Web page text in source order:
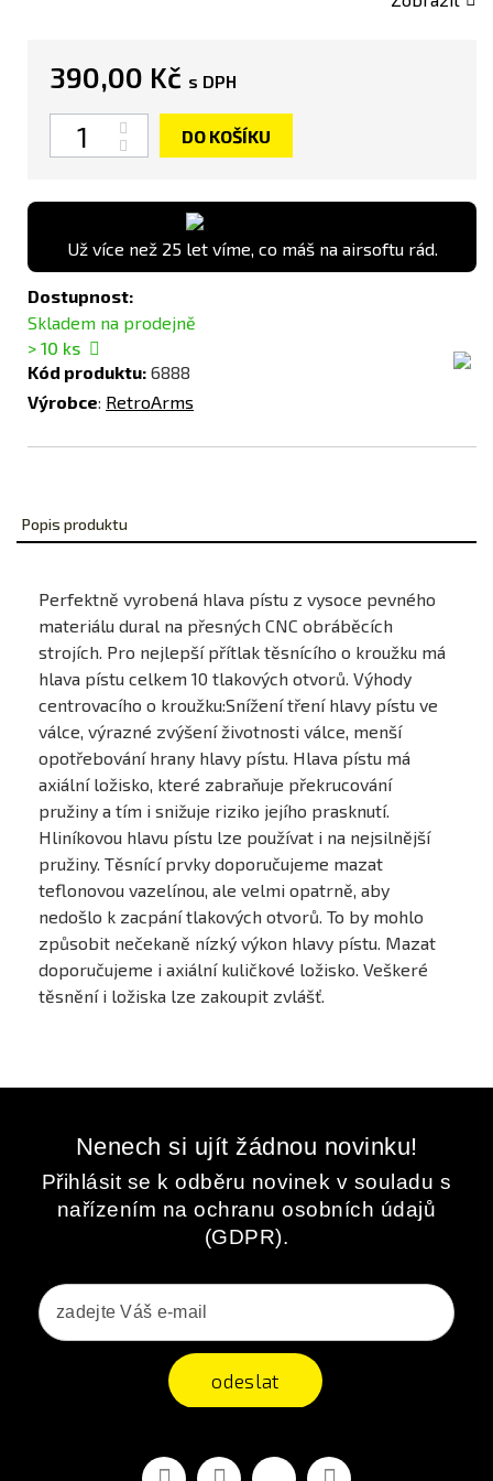
390,00 Kč s DPH
Počet
DO KOŠÍKU
Už více než 25 let víme, co máš na airsoftu rád.
Dostupnost:
Skladem na prodejně
> 10 ks
Kód produktu: 6888
Výrobce: RetroArms
Popis produktu
Perfektně vyrobená hlava pístu z vysoce pevného
materiálu dural na přesných CNC obráběcích
strojích. Pro nejlepší přítlak těsnícího o kroužku má
hlava pístu celkem 10 tlakových otvorů. Výhody
centrovacího o kroužku:Snížení tření hlavy pístu ve
válce, výrazné zvýšení životnosti válce, menší
opotřebování hrany hlavy pístu. Hlava pístu má
axiální ložisko, které zabraňuje překrucování
pružiny a tím i snižuje riziko jejího prasknutí.
Hliníkovou hlavu pístu lze používat i na nejsilnější
pružiny. Těsnící prvky doporučujeme mazat
teflonovou vazelínou, ale velmi opatrně, aby
nedošlo k zacpání tlakových otvorů. To by mohlo
způsobit nečekaně nízký výkon hlavy pístu. Mazat
doporučujeme i axiální kuličkové ložisko. Veškeré
těsnění i ložiska lze zakoupit zvlášť.
Nenech si ujít žádnou novinku!
Přihlásit se k odběru novinek v souladu s
nařízením na ochranu osobních údajů
(GDPR).
odeslat
FacebookYouTubeVimeo Instagram